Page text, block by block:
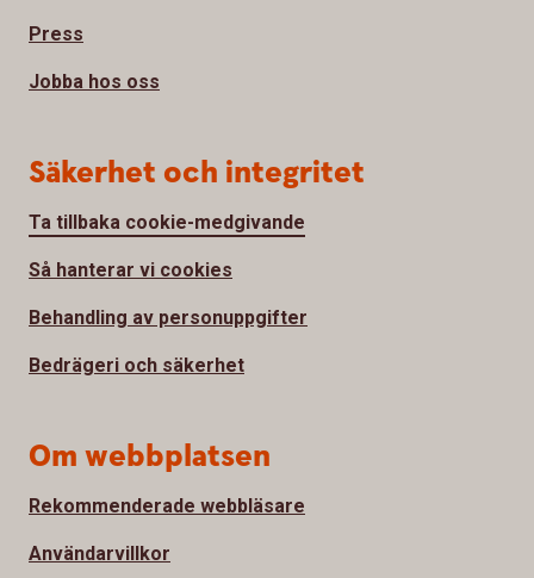
Press
Jobba hos oss
Säkerhet och integritet
Ta tillbaka cookie-medgivande
Så hanterar vi cookies
Behandling av personuppgifter
Bedrägeri och säkerhet
Om webbplatsen
Rekommenderade webbläsare
Användarvillkor